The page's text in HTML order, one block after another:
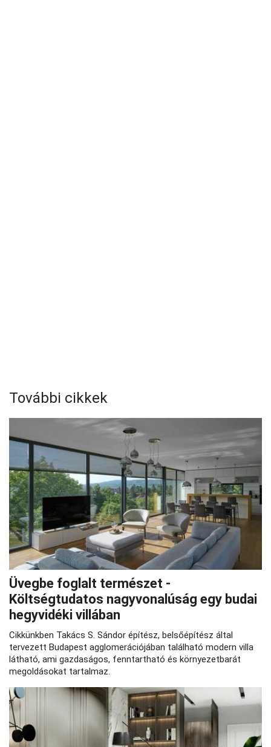
További cikkek
Üvegbe foglalt természet -
Költségtudatos nagyvonalúság egy budai
hegyvidéki villában
Cikkünkben Takács S. Sándor építész, belsőépítész által
tervezett Budapest agglomerációjában található modern villa
látható, ami gazdaságos, fenntartható és környezetbarát
megoldásokat tartalmaz.